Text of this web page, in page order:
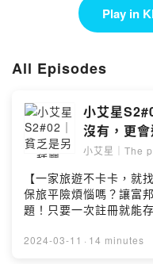
了解更多👩🏻‍💻
https://
Play in
All Episodes
小艾星
沒有，更
小艾星｜The
【一家旅遊不卡卡，就
保旅平險煩惱嗎？讓富
題！只要一次註冊就能
本保險商品一切權利義
2024-03-11 · 14 minutes